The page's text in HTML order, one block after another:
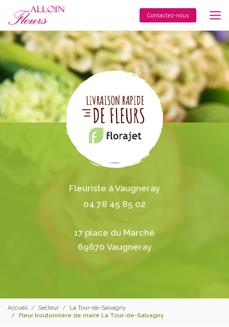
contenu
principal
Contactez-nous
Fleuriste à Vaugneray
04 78 45 85 02
17 place du Marché
69670 Vaugneray
Accueil Secteur
La Tour-de-Salvagny
Fleur boutonnière de marié La Tour-de-Salvagny